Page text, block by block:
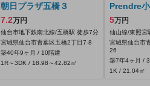
朝日プラザ五橋３
7.2万円
仙台市地下鉄南北線/五橋駅 徒歩7分
宮城県仙台市青葉区五橋2丁目7-8
築40年9ヶ月 / 10階建
1R～3DK / 18.98～42.82㎡
Prendre
5万円
仙山線/東照宮
宮城県仙台市
26
築7年4ヶ月 /
1K / 21.04㎡